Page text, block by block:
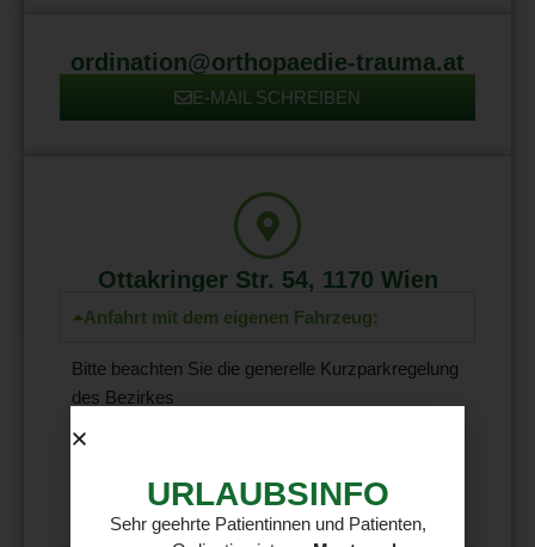
ordination@orthopaedie-trauma.at
E-MAIL SCHREIBEN
Ottakringer Str. 54, 1170 Wien
Anfahrt mit dem eigenen Fahrzeug:
Bitte beachten Sie die generelle Kurzparkregelung
des Bezirkes
Kalvarienbergviertel – BOE in der Haslingergasse
URLAUBSINFO
Sehr geehrte Patientinnen und Patienten,